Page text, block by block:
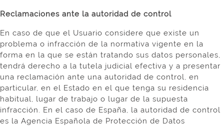
Reclamaciones ante la autoridad de control
En caso de que el Usuario considere que existe un
problema o infracción de la normativa vigente en la
forma en la que se están tratando sus datos personales,
tendrá derecho a la tutela judicial efectiva y a presentar
una reclamación ante una autoridad de control, en
particular, en el Estado en el que tenga su residencia
habitual, lugar de trabajo o lugar de la supuesta
infracción. En el caso de España, la autoridad de control
es la Agencia Española de Protección de Datos